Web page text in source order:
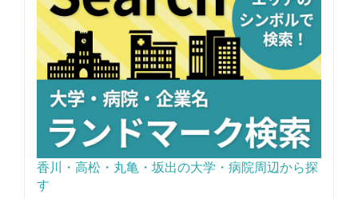
香川・高松・丸亀・坂出の大学・病院周辺から探
す